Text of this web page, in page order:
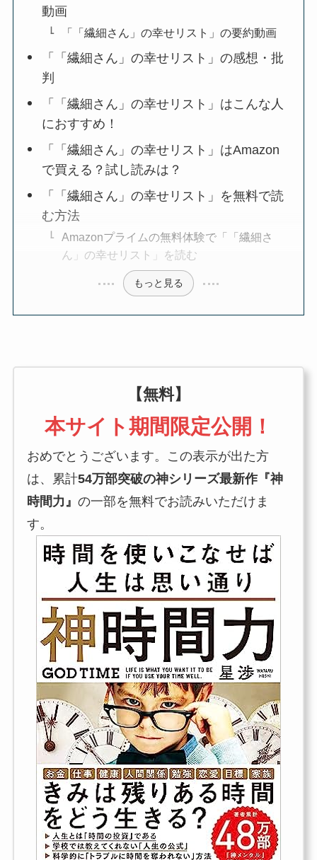
動画
「「繊細さん」の幸せリスト」の要約動画
「「繊細さん」の幸せリスト」の感想・批
判
「「繊細さん」の幸せリスト」はこんな人
におすすめ！
「「繊細さん」の幸せリスト」はAmazon
で買える？試し読みは？
「「繊細さん」の幸せリスト」を無料で読
む方法
Amazonプライムの無料体験で「「繊細さ
ん」の幸せリスト」を読む
もっと見る
【無料】
本サイト期間限定公開！
おめでとうございます。この表示が出た方
は、累計54万部突破の神シリーズ最新作『神
時間力』 の一部を無料でお読みいただけま
す。